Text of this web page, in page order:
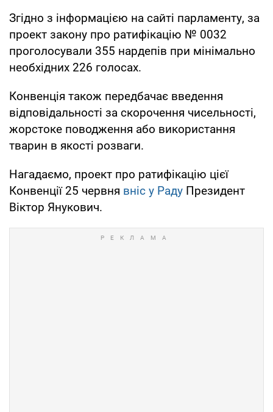
Згідно з інформацією на сайті парламенту, за
проект закону про ратифікацію № 0032
проголосували 355 нардепів при мінімально
необхідних 226 голосах.
Конвенція також передбачає введення
відповідальності за скорочення чисельності,
жорстоке поводження або використання
тварин в якості розваги.
Нагадаємо, проект про ратифікацію цієї
Конвенції 25 червня вніс у Раду Президент
Віктор Янукович.